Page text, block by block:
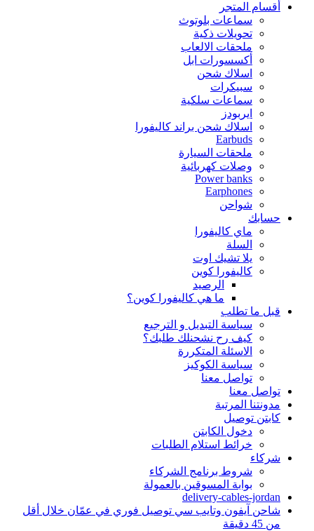
أقسام المتجر
سماعات بلوتوث
تحويلات ذكية
ملحقات الالعاب
أكسسورات ابل
اسلاك شحن
سبيكرات
سماعات سلكية
ايربودز
اسلاك شحن براند كاليفورا
Earbuds
ملحقات السيارة
وصلات كهربائية
Power banks
Earphones
شواحن
حسابك
ماي كاليفورا
السلة
يلا تشيك اوت
كاليفورا كوين
الرصيد
ما هي كاليفورا كوين؟
قبل ما تطلب
سياسة التبديل و الترجيع
كيف رح نشحنلك طلبك؟
الاسئلة المتكررة
سياسة الكوكيز
تواصل معنا
تواصل معنا
مدونتنا المرتبة
كابتن توصيل
دخول الكابتن
خرائط استلام الطلبات
شركاء
شروط برنامج الشركاء
بوابة المسوقين بالعمولة
delivery-cables-jordan
شاحن آيفون وتايب سي توصيل فوري في عمّان خلال أقل
من 45 دقيقة